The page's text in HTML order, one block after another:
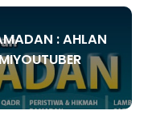
: AHLAN